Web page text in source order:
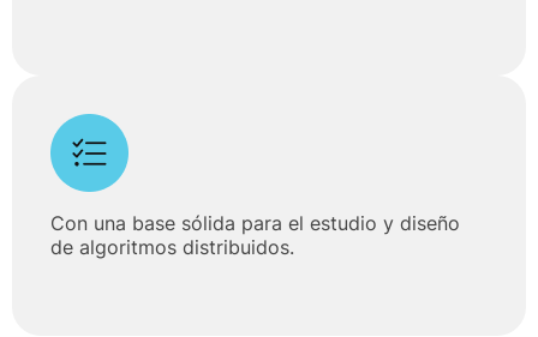
Con una base sólida para el estudio y diseño
de algoritmos distribuidos.